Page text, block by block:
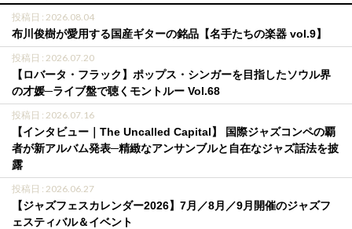
投稿日 : 2026.08.04
布川俊樹が愛用する国産ギターの銘品【名手たちの楽器 vol.9】
投稿日 : 2026.07.20
【ロバータ・フラック】ポップス・シンガーを目指したソウル界
の才媛─ライブ盤で聴くモントルー Vol.68
投稿日 : 2026.07.16
【インタビュー｜The Uncalled Capital】 国際ジャズコンペの覇
者が新アルバム発表─精緻なアンサンブルと自在なジャズ話法を披
露
投稿日 : 2026.06.27
【ジャズフェスカレンダー2026】7月／8月／9月開催のジャズフ
ェスティバル＆イベント